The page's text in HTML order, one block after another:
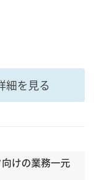
細を見る
けの業務一元